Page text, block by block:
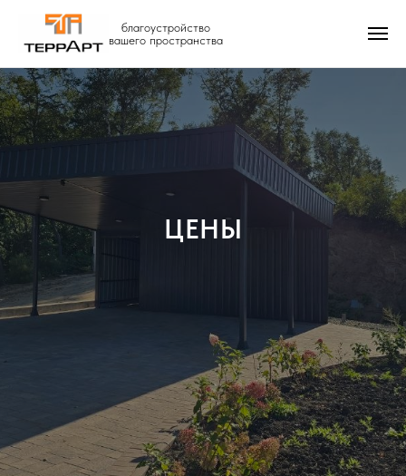
благоустройство
вашего пространства
ЦЕНЫ